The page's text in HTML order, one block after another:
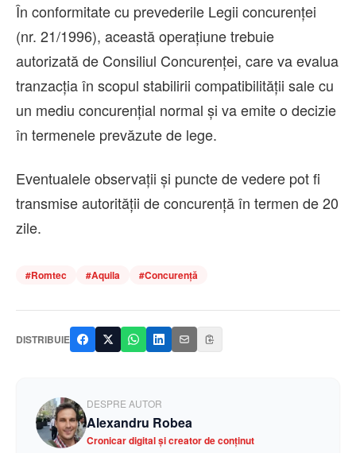
În conformitate cu prevederile Legii concurenţei
(nr. 21/1996), această operaţiune trebuie
autorizată de Consiliul Concurenţei, care va evalua
tranzacţia în scopul stabilirii compatibilităţii sale cu
un mediu concurenţial normal şi va emite o decizie
în termenele prevăzute de lege.
Eventualele observaţii şi puncte de vedere pot fi
transmise autorităţii de concurenţă în termen de 20
zile.
#Romtec #Aquila #Concurență
DISTRIBUIE
DESPRE AUTOR
Alexandru Robea
Cronicar digital și creator de conținut